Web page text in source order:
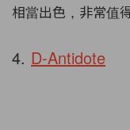
相當出色，非常值
4. D-Antidote